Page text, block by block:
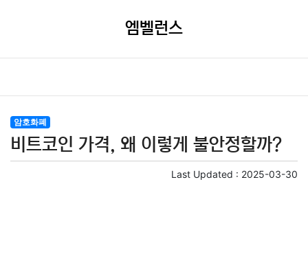
엠벨런스
암호화폐
비트코인 가격, 왜 이렇게 불안정할까?
Last Updated : 2025-03-30